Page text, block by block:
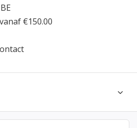
€150.00